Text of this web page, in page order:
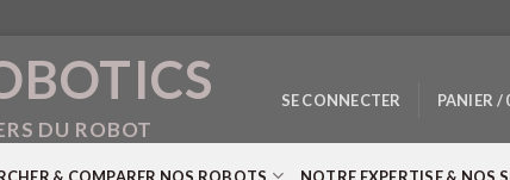
DU ROBOT
SE CONNECTER PANIER /
& COMPARER NOS ROBOTS NOTRE EXPERTISE & NOS